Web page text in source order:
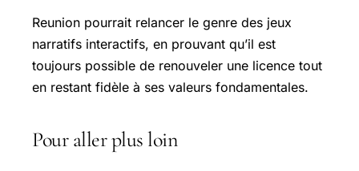
Reunion pourrait relancer le genre des jeux
narratifs interactifs, en prouvant qu’il est
toujours possible de renouveler une licence tout
en restant fidèle à ses valeurs fondamentales.
Pour aller plus loin